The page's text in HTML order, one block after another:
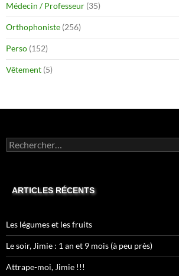
Médecin / Professeur (35)
Orthophoniste (256)
Perso (152)
Vêtement (5)
Rechercher :
ARTICLES RÉCENTS
Les légumes et les fruits
Le soir, Jimie : 1 an et 9 mois (à peu près)
Attrape-moi, Jimie !!!